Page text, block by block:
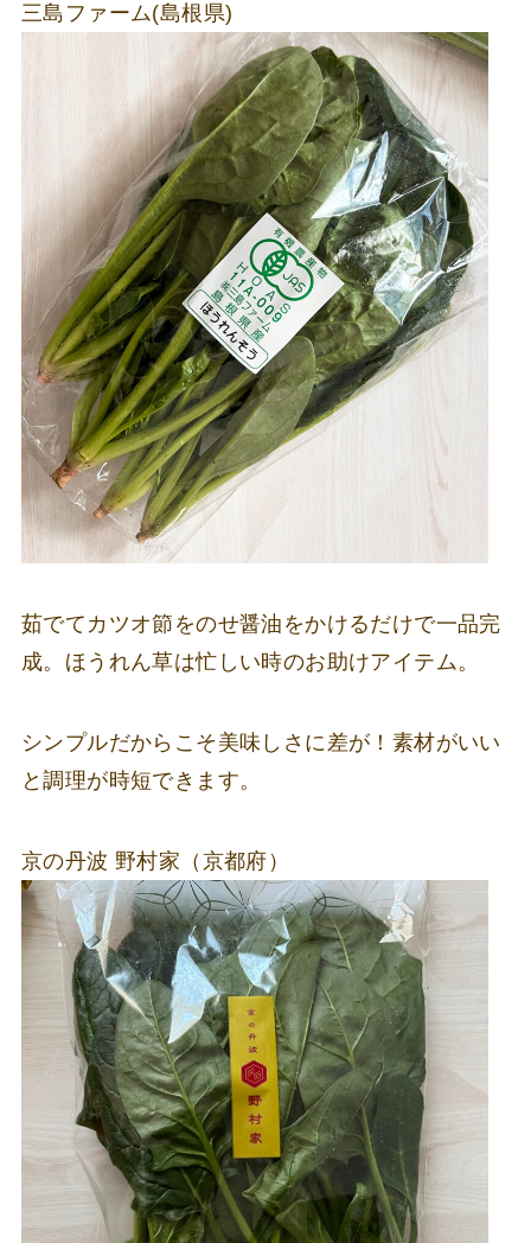
三島ファーム(島根県)
茹でてカツオ節をのせ醤油をかけるだけで一品完
成。ほうれん草は忙しい時のお助けアイテム。
シンプルだからこそ美味しさに差が！素材がいい
と調理が時短できます。
京の丹波 野村家（京都府）